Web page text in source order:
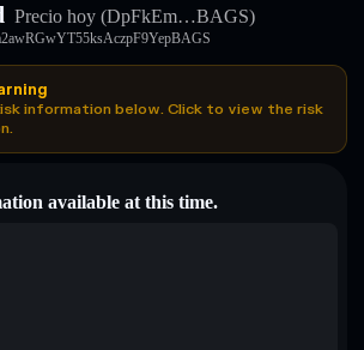
Precio hoy (DpFkEm…BAGS)
information below. Click to view the risk
available at this time.